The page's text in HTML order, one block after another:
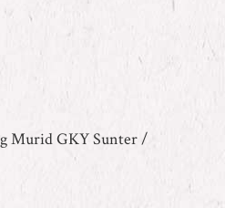
Murid GKY Sunter /